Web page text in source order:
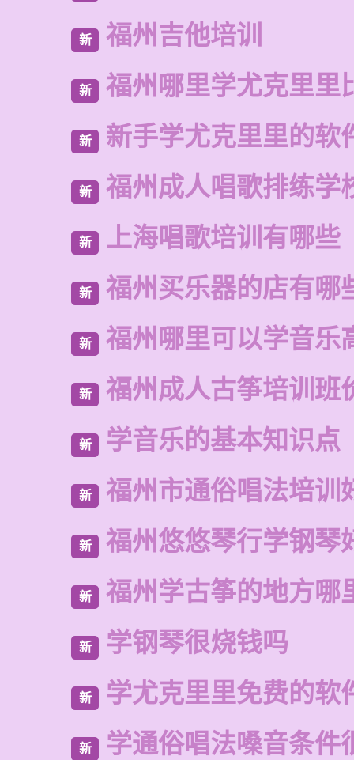
新 福州吉他培训
新 福州哪里学尤克里里
新 新手学尤克里里的软
新 福州成人唱歌排练学
新 上海唱歌培训有哪些
新 福州买乐器的店有哪
新 福州哪里可以学音乐
新 福州成人古筝培训班
新 学音乐的基本知识点
新 福州市通俗唱法培训
新 福州悠悠琴行学钢琴
新 福州学古筝的地方哪
新 学钢琴很烧钱吗
新 学尤克里里免费的软
新 学通俗唱法嗓音条件